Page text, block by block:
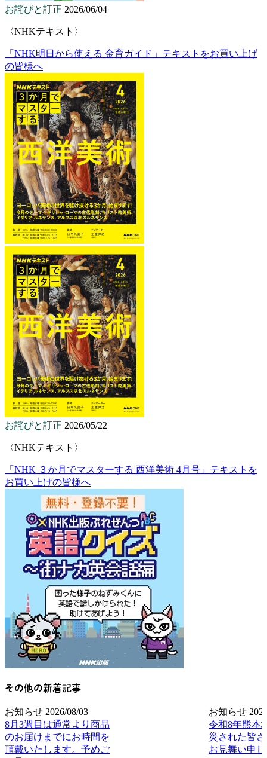
お詫びと訂正 2026/06/04
〈NHKテキスト〉
「NHK明日から使える 金育ガイド」テキストをお買い上げ
の皆様へ
お詫びと訂正 2026/05/22
〈NHKテキスト〉
「NHK ３か月でマスターする 西洋美術 4月号」テキストを
お買い上げの皆様へ
その他の新着記事
お知らせ 2026/08/03
8月3週目は通常より商品
のお届けまでにお時間を
頂戴いたします。予めご
お知らせ
令和8年熊本
災された皆
お見舞い申